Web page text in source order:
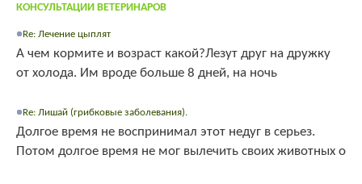
КОНСУЛЬТАЦИИ ВЕТЕРИНАРОВ
Re: Лечение цыплят
А чем кормите и возраст какой?Лезут друг на дружку
от холода. Им вроде больше 8 дней, на ночь
Re: Лишай (грибковые заболевания).
Долгое время не воспринимал этот недуг в серьез.
Потом долгое время не мог вылечить своих животных о